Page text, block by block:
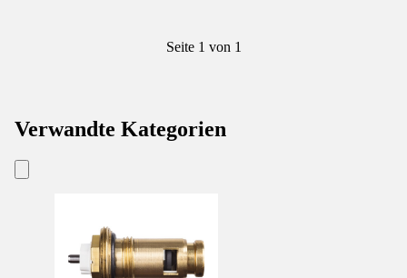
Seite 1 von 1
Verwandte Kategorien